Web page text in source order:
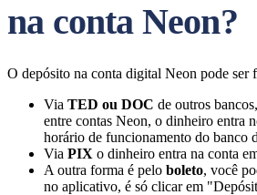
na conta Neon?
O depósito na conta digital Neon pode ser
Via TED ou DOC de outros
entre contas Neon, o dinheiro entra
horário de funcionamento do banco
Via PIX o dinheiro entra na conta
A outra forma é pelo boleto, você
no aplicativo, é só clicar em